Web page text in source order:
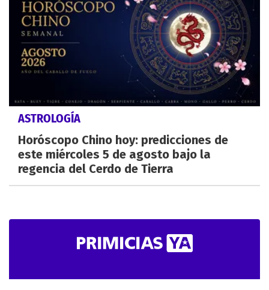
ASTROLOGÍA
Horóscopo Chino hoy: predicciones de
este miércoles 5 de agosto bajo la
regencia del Cerdo de Tierra